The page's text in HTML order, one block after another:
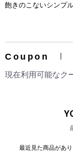
飽きのこないシンプ
Coupon
現在利用可能なク
最近見た商品があり